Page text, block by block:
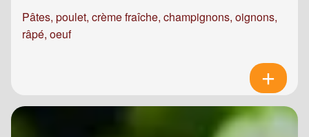
Pâtes, poulet, crème fraîche, champignons, oignons,
râpé, oeuf